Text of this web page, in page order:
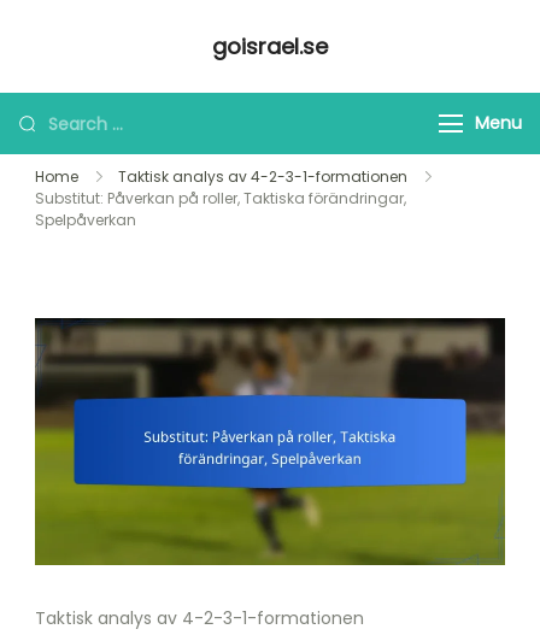
goisrael.se
Looking
for
Something?
Menu
Home
Taktisk analys av 4-2-3-1-formationen
Substitut: Påverkan på roller, Taktiska förändringar,
Spelpåverkan
Taktisk analys av 4-2-3-1-formationen